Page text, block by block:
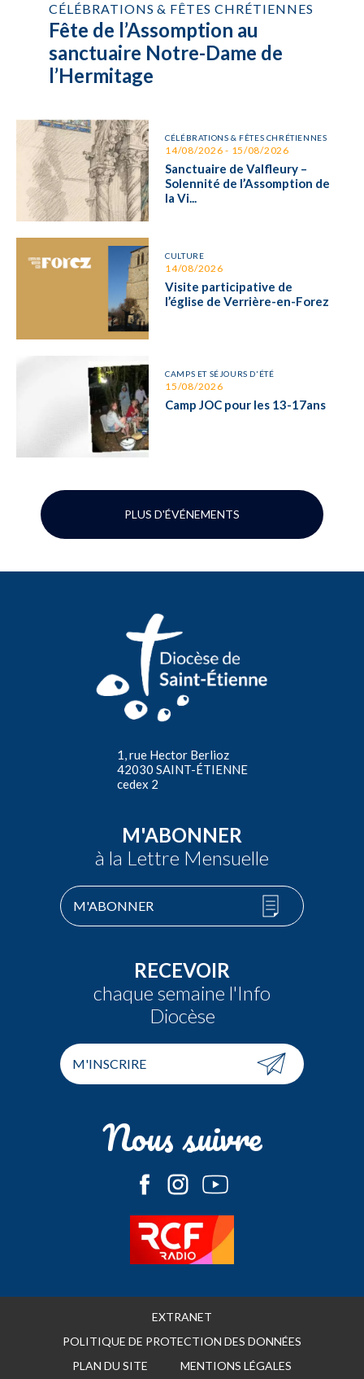
PLUS D'ÉVÉNEMENTS
CÉLÉBRATIONS & FÊTES CHRÉTIENNES
Fête de l’Assomption au
sanctuaire Notre-Dame de
l’Hermitage
CÉLÉBRATIONS & FÊTES CHRÉTIENNES
14/08/2026 - 15/08/2026
Sanctuaire de Valfleury –
Solennité de l’Assomption de
la Vi...
CULTURE
14/08/2026
Visite participative de
l’église de Verrière-en-Forez
CAMPS ET SÉJOURS D'ÉTÉ
15/08/2026
Camp JOC pour les 13-17ans
1, rue Hector Berlioz
42030 SAINT-ÉTIENNE
cedex 2
M'ABONNER
à la Lettre Mensuelle
M'ABONNER
RECEVOIR
chaque semaine l'Info
Diocèse
M'INSCRIRE
Nous suivre
EXTRANET
POLITIQUE DE PROTECTION DES DONNÉES
PLAN DU SITE
MENTIONS LÉGALES